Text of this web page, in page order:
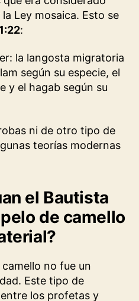
Ley mosaica. Esto se
:
la langosta migratoria
según su especie, el
y el hagab según su
ni de otro tipo de
teorías modernas
el Bautista
de camello
no fue un
Este tipo de
los profetas y